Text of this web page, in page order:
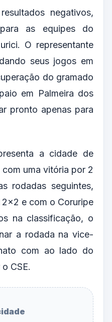
negativos,
as equipes do
O representante
seus jogos em
do gramado
em Palmeira dos
pronto apenas para
a cidade de
uma vitória por 2
rodadas seguintes,
e com o Coruripe
na classificação, o
a rodada na vice-
com ao lado do
CSE.